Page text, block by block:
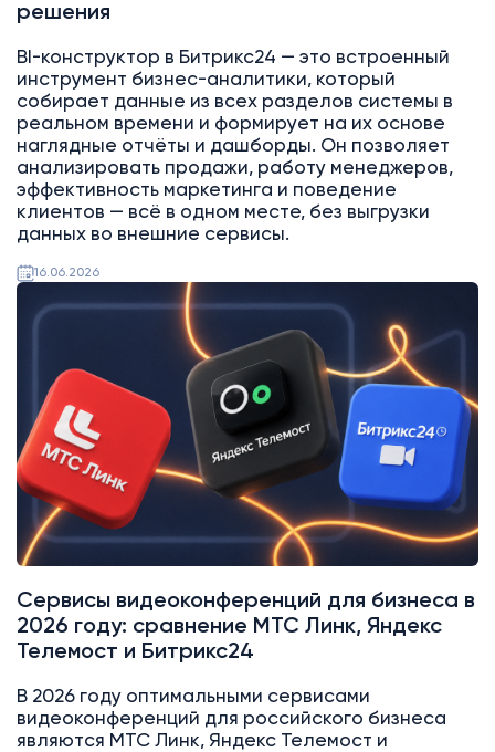
решения
BI-конструктор в Битрикс24 — это встроенный
инструмент бизнес-аналитики, который
собирает данные из всех разделов системы в
реальном времени и формирует на их основе
наглядные отчёты и дашборды. Он позволяет
анализировать продажи, работу менеджеров,
эффективность маркетинга и поведение
клиентов — всё в одном месте, без выгрузки
данных во внешние сервисы.
16.06.2026
Битрикс24
Сервисы видеоконференций для бизнеса в
2026 году: сравнение МТС Линк, Яндекс
Телемост и Битрикс24
В 2026 году оптимальными сервисами
видеоконференций для российского бизнеса
являются МТС Линк, Яндекс Телемост и